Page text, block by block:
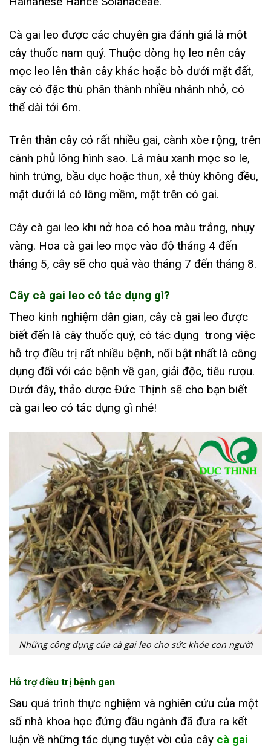
Cà gai leo được các chuyên gia đánh giá là một
cây thuốc nam quý. Thuộc dòng họ leo nên cây
mọc leo lên thân cây khác hoặc bò dưới mặt đất,
cây có đặc thù phân thành nhiều nhánh nhỏ, có
thể dài tới 6m.
Trên thân cây có rất nhiều gai, cành xòe rộng, trên
cành phủ lông hình sao. Lá màu xanh mọc so le,
hình trứng, bầu dục hoặc thun, xẻ thùy không đều,
mặt dưới lá có lông mềm, mặt trên có gai.
Cây cà gai leo khi nở hoa có hoa màu trắng, nhụy
vàng. Hoa cà gai leo mọc vào độ tháng 4 đến
tháng 5, cây sẽ cho quả vào tháng 7 đến tháng 8.
Cây cà gai leo có tác dụng gì?
Theo kinh nghiệm dân gian, cây cà gai leo được
biết đến là cây thuốc quý, có tác dụng trong việc
hỗ trợ điều trị rất nhiều bệnh, nổi bật nhất là công
dụng đối với các bệnh về gan, giải độc, tiêu rượu.
Dưới đây, thảo dược Đức Thịnh sẽ cho bạn biết
cà gai leo có tác dụng gì nhé!
Những công dụng của cà gai leo cho sức khỏe con người
Hỗ trợ điều trị bệnh gan
Sau quá trình thực nghiệm và nghiên cứu của một
số nhà khoa học đứng đầu ngành đã đưa ra kết
luận về những tác dụng tuyệt vời của cây cà gai